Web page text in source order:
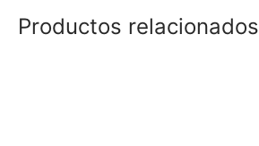
Productos relacionados